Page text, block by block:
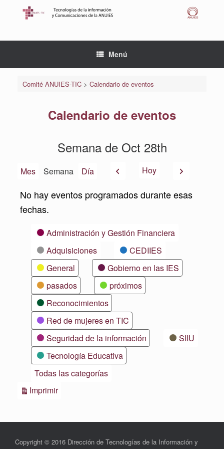
Menú
Comité ANUIES-TIC> Calendario de eventos
Calendario de eventos
Semana de Oct 28th
Mes Semana Día AnteriorHoy Siguiente
No hay eventos programados durante esas
fechas.
CategoríasAdministración y Gestión Financiera
Adquisiciones
CEDIIES
General
Gobierno en las IES
pasados
próximos
Reconocimientos
Red de mujeres en TIC
Seguridad de la información
SIIU
Tecnología Educativa
Todas las categorías
ImprimirVistas
Copyright © 2016 Dirección de Tecnologías de la Información y